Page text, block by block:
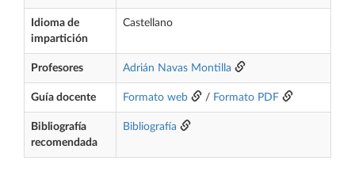
Idioma de
impartición
Castellano
Profesores Adrián Navas Montilla
Guía docente Formato web / Formato PDF
Bibliografía
recomendada
Bibliografía